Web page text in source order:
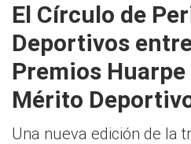
El Círculo de
Deportivos
Premios
Mérito
Una nueva edición de la